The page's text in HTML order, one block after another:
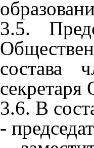
3.5.
состава
секретаря
3.6. В
-